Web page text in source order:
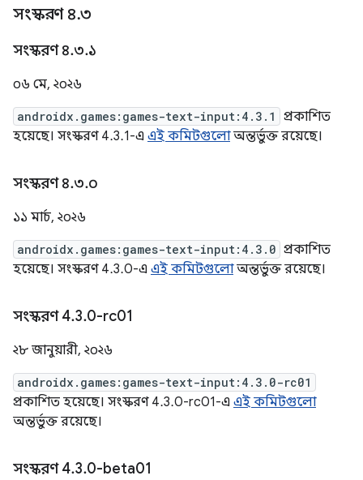
সংস্করণ ৪.৩
সংস্করণ ৪.৩.১
০৬ মে, ২০২৬
androidx.games:games-text-input:4.3.1
প্রকাশিত
হয়েছে। সংস্করণ 4.3.1-এ এই কমিটগুলোঅন্তর্ভুক্ত রয়েছে।
সংস্করণ ৪.৩.০
১১ মার্চ, ২০২৬
androidx.games:games-text-input:4.3.0 প্রকাশিত
হয়েছে। সংস্করণ 4.3.0-এ এই কমিটগুলোঅন্তর্ভুক্ত রয়েছে।
সংস্করণ 4.3.0-rc01
২৮ জানুয়ারী, ২০২৬
androidx.games:games-text-input:4.3.0-rc01
প্রকাশিত হয়েছে। সংস্করণ 4.3.0-rc01-এ এই কমিটগুলো
অন্তর্ভুক্ত রয়েছে।
সংস্করণ 4.3.0-beta01